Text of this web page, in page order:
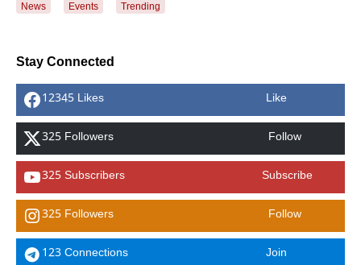
News Events Trending
Stay Connected
12345 Likes Like
325 Followers Follow
325 Subscribers Subscribe
325 Followers Follow
123 Connections Join